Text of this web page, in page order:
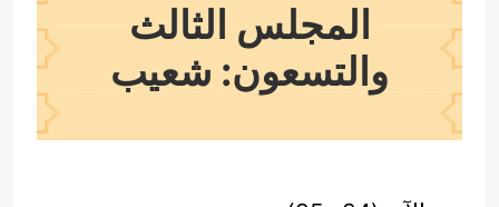
المجلس الثالث
والتسعون: شعيب